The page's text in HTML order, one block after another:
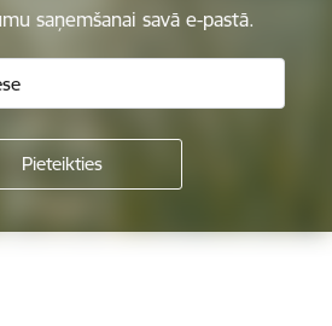
saņemšanai savā e-pastā.